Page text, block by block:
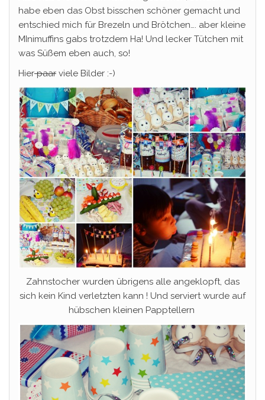
habe eben das Obst bisschen schöner gemacht und
entschied mich für Brezeln und Brötchen…. aber kleine
MInimuffins gabs trotzdem Ha! Und lecker Tütchen mit
was Süßem eben auch, so!
Hierpaar viele Bilder :-)
Zahnstocher wurden übrigens alle angeklopft, das
sich kein Kind verletzten kann ! Und serviert wurde auf
hübschen kleinen Papptellern